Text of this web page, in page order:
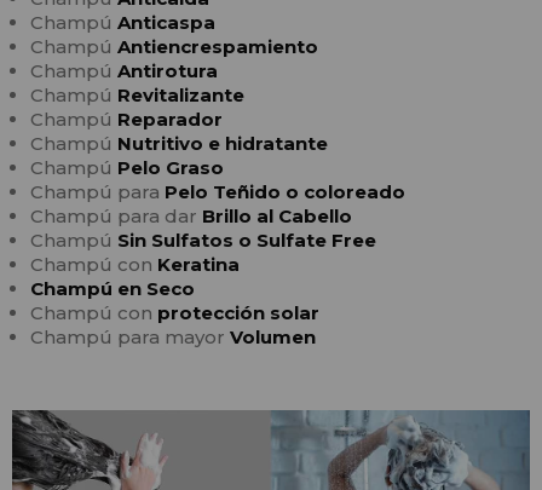
Champú Anticaspa
Champú Antiencrespamiento
Champú Antirotura
Champú Revitalizante
Champú Reparador
Champú Nutritivo e hidratante
Champú Pelo Graso
Champú para Pelo Teñido o coloreado
Champú para dar Brillo al Cabello
Champú Sin Sulfatos o Sulfate Free
Champú con Keratina
Champú en Seco
Champú con protección solar
Champú para mayor Volumen